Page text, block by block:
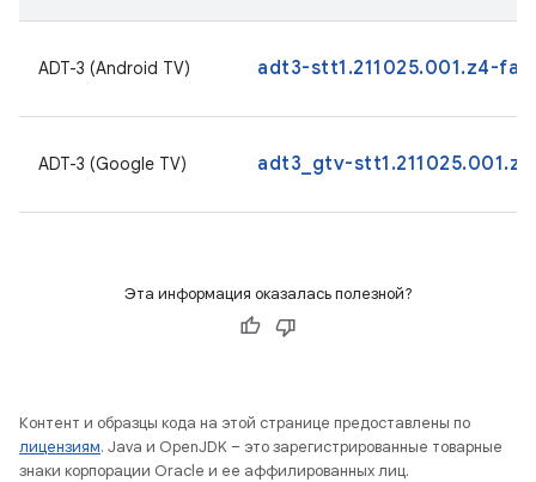
ADT-3 (Android TV) adt3-stt1.211025.001.z4-
ADT-3 (Google TV) adt3_gtv-
Эта информация оказалась полезной?
Контент и образцы кода на этой странице предоставлены по
лицензиям. Java и OpenJDK – это зарегистрированные товарные
знаки корпорации Oracle и ее аффилированных лиц.